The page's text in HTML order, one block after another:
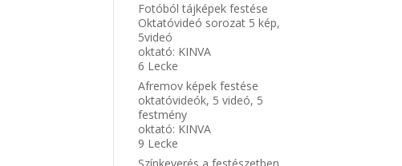
Fotóból tájképek festése
Oktatóvideó sorozat 5 kép,
5videó
oktató: KINVA
6 Lecke
Afremov képek festése
oktatóvideók, 5 videó, 5
festmény
oktató: KINVA
9 Lecke